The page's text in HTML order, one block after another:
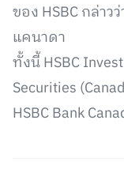
ของ HSBC กล่า
แคนาดา
ทั้งนี้ HSBC
Securities
HSBC Bank